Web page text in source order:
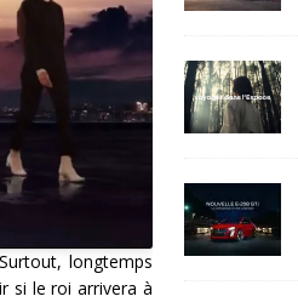
longtemps
si le roi arrivera à